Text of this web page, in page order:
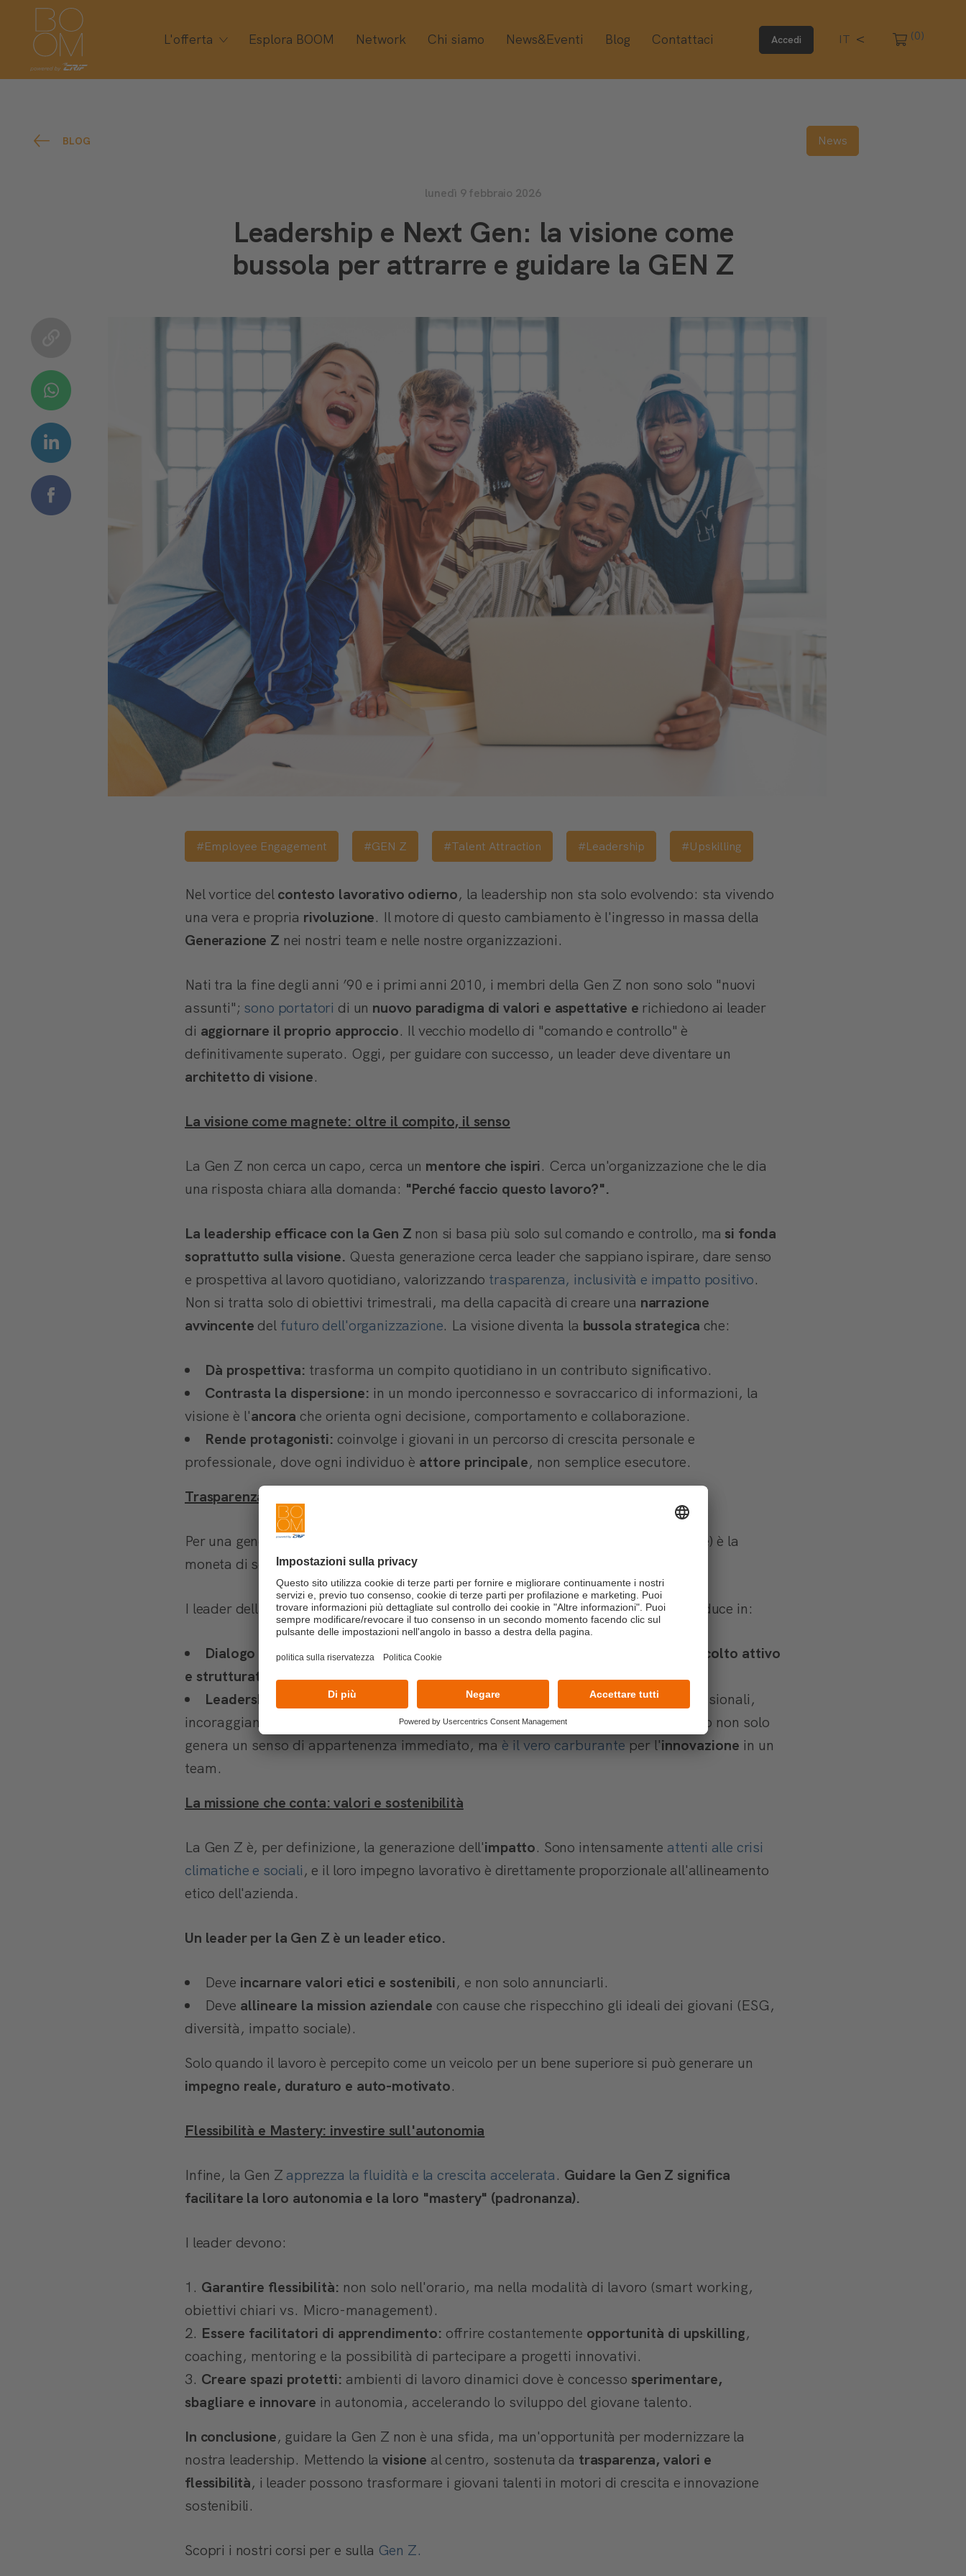
L'offerta Esplora BOOM Network Chi siamo News&Eventi Blog Contattaci Accedi IT (0)
BLOG News
lunedì 9 febbraio 2026
Leadership e Next Gen: la visione come
bussola per attrarre e guidare la GEN Z
#Employee Engagement #GEN Z #Talent Attraction #Leadership #Upskilling
Nel vortice delcontesto lavorativo odierno, la leadership non sta solo evolvendo: sta vivendo
una vera e propria rivoluzione. Il motore di questo cambiamento è l'ingresso in massa della
Generazione Z nei nostri team e nelle nostre organizzazioni.
Nati tra la fine degli anni ’90 e i primi anni 2010, i membri della Gen Z non sono solo "nuovi
assunti"; sono portatori di un nuovo paradigma di valori e aspettative e richiedono ai leader
di aggiornare il proprio approccio. Il vecchio modello di "comando e controllo" è
definitivamente superato. Oggi, per guidare con successo, un leader deve diventare un
architetto di visione.
La visione come magnete: oltre il compito, il senso
La Gen Z non cerca un capo, cerca un mentore che ispiri. Cerca un'organizzazione che le dia
una risposta chiara alla domanda: "Perché faccio questo lavoro?".
La leadership efficace con la Gen Z non si basa più solo sul comando e controllo, ma si fonda
soprattutto sulla visione. Questa generazione cerca leader che sappiano ispirare, dare senso
e prospettiva al lavoro quotidiano, valorizzando trasparenza, inclusività e impatto positivo.
Non si tratta solo di obiettivi trimestrali, ma della capacità di creare una narrazione
avvincente del futuro dell'organizzazione. La visione diventa la bussola strategica che:
Dà prospettiva: trasforma un compito quotidiano in un contributo significativo.
Contrasta la dispersione: in un mondo iperconnesso e sovraccarico di informazioni, la
visione è l'ancora che orienta ogni decisione, comportamento e collaborazione.
Rende protagonisti: coinvolge i giovani in un percorso di crescita personale e
professionale, dove ogni individuo è attore principale, non semplice esecutore.
Trasparenza 3.0: comunicazione autentica e inclusiva
Per una generazione cresciuta su piattaforme dove l'autenticità (o la sua percezione) è la
moneta di scambio, l'opacità aziendale non è tollerata.
I leader della Gen Z devono essereradicalmente trasparenti e autentici. Ciò si traduce in:
Dialogo bidirezionale:sostituire il monologo del capo con un vero e proprio
ascolto attivo
e strutturato
Leadership inclusiva: coinvolgere attivamente i giovani talenti fin dalle fasi decisionali,
incoraggiando la
condivisione di idee senza filtrie il confronto costruttivo. Questo non solo
genera un senso di appartenenza immediato, ma è il vero carburante per l'innovazione in un
team.
La missione che conta: valori e sostenibilità
La Gen Z è, per definizione, la generazione dell'impatto. Sono intensamente attenti alle crisi
climatiche e sociali, e il loro impegno lavorativo è direttamente proporzionale all'allineamento
etico dell'azienda.
Un leader per la Gen Z è un leader etico.
Deve incarnare valori etici e sostenibili, e non solo annunciarli.
Deve allineare la mission aziendale con cause che rispecchino gli ideali dei giovani (ESG,
diversità, impatto sociale).
Solo quando il lavoro è percepito come un veicolo per un bene superiore si può generare un
impegno reale, duraturo e auto-motivato.
Flessibilità e Mastery: investire sull'autonomia
Infine, la Gen Z apprezza la fluidità e la crescita accelerata. Guidare la Gen Z significa
facilitare la loro autonomia e la loro "mastery" (padronanza).
I leader devono:
Garantire flessibilità: non solo nell'orario, ma nella modalità di lavoro (smart working,
obiettivi chiari vs. Micro-management).
Essere facilitatori di apprendimento: offrire costantemente opportunità di upskilling,
coaching, mentoring e la possibilità di partecipare a progetti innovativi.
Creare spazi protetti: ambienti di lavoro dinamici dove è concesso sperimentare,
sbagliare e innovare in autonomia, accelerando lo sviluppo del giovane talento.
In conclusione, guidare la Gen Z non è una sfida, ma un'opportunità per modernizzare la
nostra leadership. Mettendo lavisione al centro, sostenuta da trasparenza, valori e
flessibilità, i leader possono trasformare i giovani talenti in motori di crescita e innovazione
sostenibili.
Scopri i nostri corsi per e sulla Gen Z.